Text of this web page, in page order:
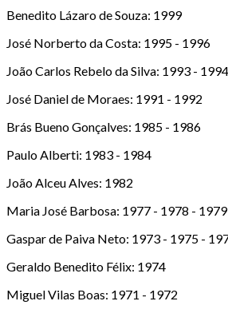
Benedito Lázaro de Souza: 1999
José Norberto da Costa: 1995 - 1996
João Carlos Rebelo da Silva: 1993 - 1994
José Daniel de Moraes: 1991 - 1992
Brás Bueno Gonçalves: 1985 - 1986
Paulo Alberti: 1983 - 1984
João Alceu Alves: 1982
Maria José Barbosa: 1977 - 1978 -
Gaspar de Paiva Neto: 1973 - 1975 -
Geraldo Benedito Félix: 1974
Miguel Vilas Boas: 1971 - 1972